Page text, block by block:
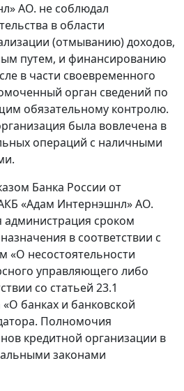
АО. не соблюдал
в области
(отмыванию) доходов,
путем, и финансированию
в части своевременного
орган сведений по
обязательному контролю.
была вовлечена в
операций с наличными
Банка России от
«Адам Интернэшнл» АО.
администрация сроком
в соответствии с
«О несостоятельности
управляющего либо
со статьей 23.1
банках и банковской
Полномочия
кредитной организации в
законами